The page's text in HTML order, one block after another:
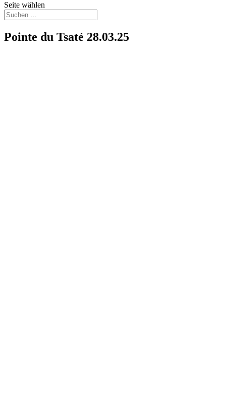
Seite wählen
Pointe du Tsaté 28.03.25